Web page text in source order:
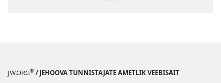
JW.ORG® / JEHOOVA TUNNISTAJATE AMETLIK VEEBISAIT